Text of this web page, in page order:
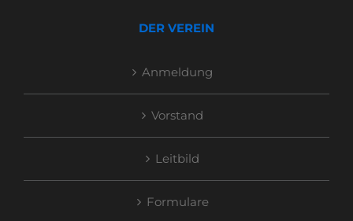
DER VEREIN
Anmeldung
Vorstand
Leitbild
Formulare